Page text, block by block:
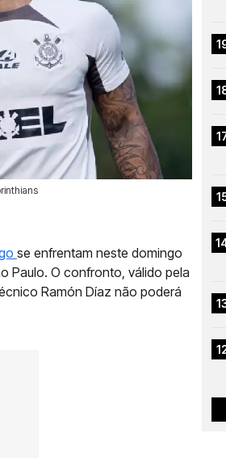
se enfrentam neste domingo
Paulo. O confronto, válido pela
Ramón Díaz não poderá